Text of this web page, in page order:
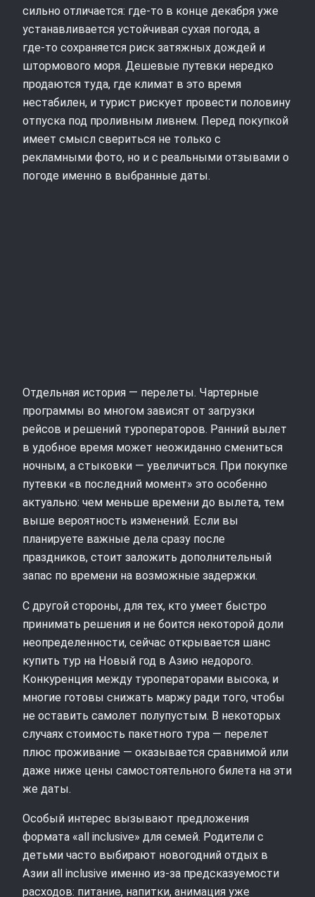
сильно отличается: где‑то в конце декабря уже
устанавливается устойчивая сухая погода, а
где‑то сохраняется риск затяжных дождей и
штормового моря. Дешевые путевки нередко
продаются туда, где климат в это время
нестабилен, и турист рискует провести половину
отпуска под проливным ливнем. Перед покупкой
имеет смысл свериться не только с
рекламными фото, но и с реальными отзывами о
погоде именно в выбранные даты.
Отдельная история — перелеты. Чартерные
программы во многом зависят от загрузки
рейсов и решений туроператоров. Ранний вылет
в удобное время может неожиданно смениться
ночным, а стыковки — увеличиться. При покупке
путевки «в последний момент» это особенно
актуально: чем меньше времени до вылета, тем
выше вероятность изменений. Если вы
планируете важные дела сразу после
праздников, стоит заложить дополнительный
запас по времени на возможные задержки.
С другой стороны, для тех, кто умеет быстро
принимать решения и не боится некоторой доли
неопределенности, сейчас открывается шанс
купить тур на Новый год в Азию недорого.
Конкуренция между туроператорами высока, и
многие готовы снижать маржу ради того, чтобы
не оставить самолет полупустым. В некоторых
случаях стоимость пакетного тура — перелет
плюс проживание — оказывается сравнимой или
даже ниже цены самостоятельного билета на эти
же даты.
Особый интерес вызывают предложения
формата «all inclusive» для семей. Родители с
детьми часто выбирают новогодний отдых в
Азии all inclusive именно из‑за предсказуемости
расходов: питание, напитки, анимация уже